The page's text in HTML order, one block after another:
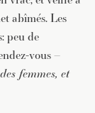
abîmés. Les
peu de
vous –
femmes, et